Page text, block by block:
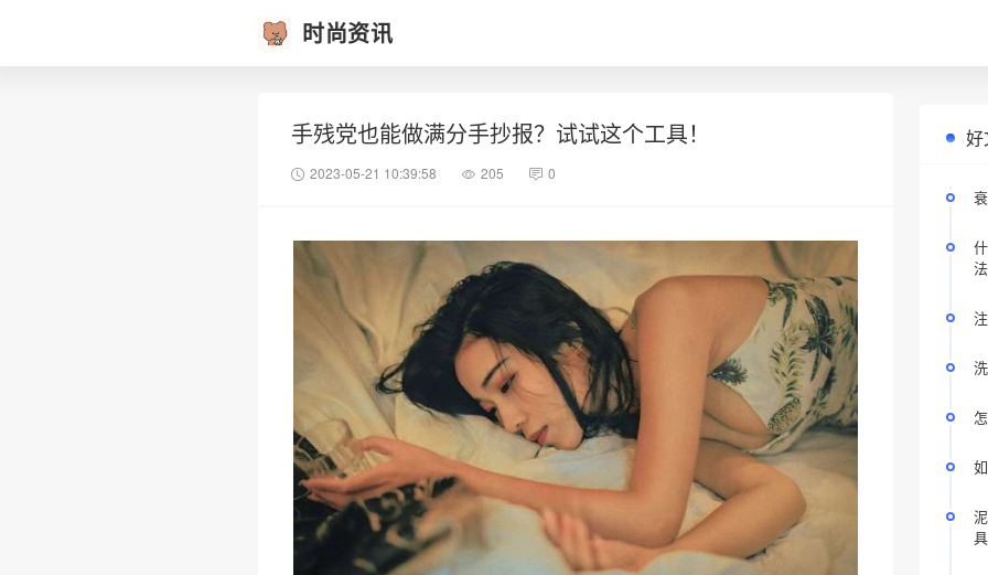
时尚资讯
手残党也能做满分手抄报？试试这个工具！
2023-05-21 10:39:58 205 0
好
具